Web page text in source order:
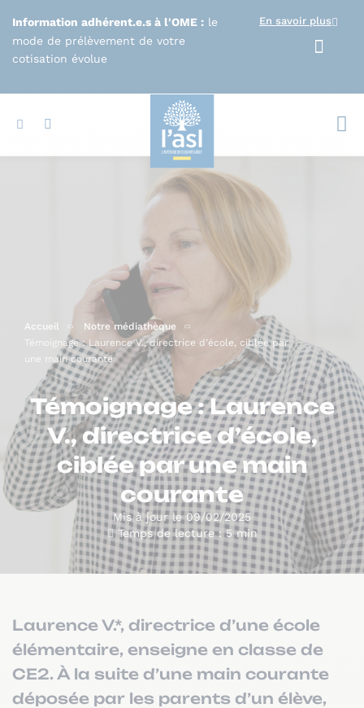
Information adhérent.e.s à l'OME : le
mode de prélèvement de votre
cotisation évolue
En savoir plus
Accueil
Notre médiathèque
Témoignage : Laurence V., directrice d’école, ciblée par
une main courante
Témoignage : Laurence
V., directrice d’école,
ciblée par une main
courante
Mis à jour le 09/02/2025
Temps de lecture : 5 min
Laurence V.*, directrice d’une école
élémentaire, enseigne en classe de
CE2. À la suite d’une main courante
déposée par les parents d’un élève,